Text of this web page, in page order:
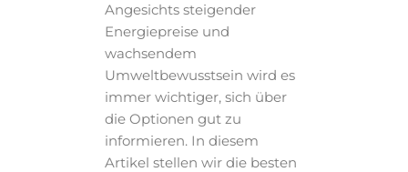
Angesichts steigender
Energiepreise und
wachsendem
Umweltbewusstsein wird es
immer wichtiger, sich über
die Optionen gut zu
informieren. In diesem
Artikel stellen wir die besten